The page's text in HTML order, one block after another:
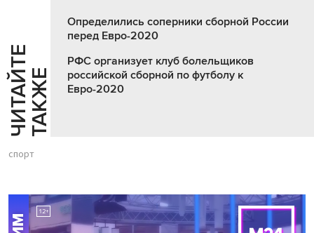
Ч
И
Т
АЙ
Т
Е
Т
А
К
ЖЕ
Определились соперники сборной России
перед Евро-2020
РФС организует клуб болельщиков
российской сборной по футболу к
Евро-2020
спорт